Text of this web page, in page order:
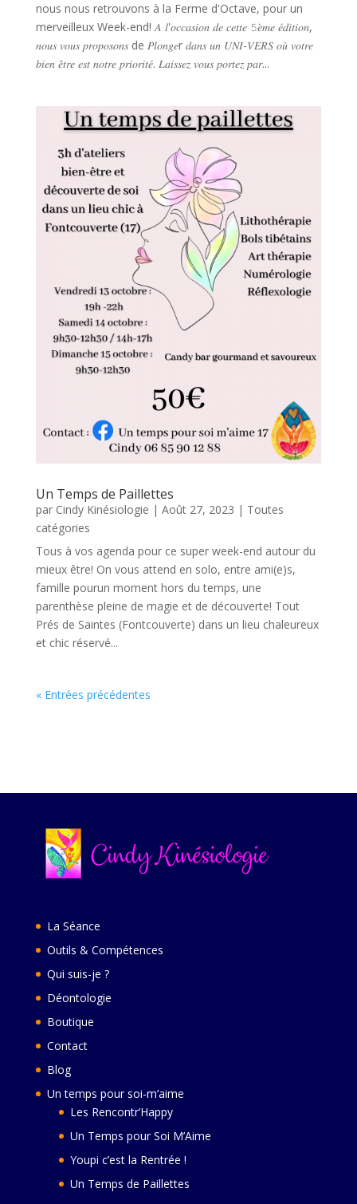
nous nous retrouvons à la Ferme d'Octave, pour un
merveilleux Week-end! 𝐴 𝑙'𝑜𝑐𝑐𝑎𝑠𝑖𝑜𝑛 𝑑𝑒 𝑐𝑒𝑡𝑡𝑒 𝟻𝑒̀𝑚𝑒 𝑒́𝑑𝑖𝑡𝑖𝑜𝑛,
𝑛𝑜𝑢𝑠 𝑣𝑜𝑢𝑠 𝑝𝑟𝑜𝑝𝑜𝑠𝑜𝑛𝑠 de 𝑃𝑙𝑜𝑛𝑔𝑒r 𝑑𝑎𝑛𝑠 𝑢𝑛 𝑈𝑁𝐼-𝑉𝐸𝑅𝑆 𝑜𝑢̀ 𝑣𝑜𝑡𝑟𝑒
𝑏𝑖𝑒𝑛 𝑒̂𝑡𝑟𝑒 𝑒𝑠𝑡 𝑛𝑜𝑡𝑟𝑒 𝑝𝑟𝑖𝑜𝑟𝑖𝑡𝑒́. 𝐿𝑎𝑖𝑠𝑠𝑒𝑧 𝑣𝑜𝑢𝑠 𝑝𝑜𝑟𝑡𝑒𝑧 𝑝𝑎𝑟...
Un Temps de Paillettes
par Cindy Kinésiologie | Août 27, 2023 | Toutes
catégories
Tous à vos agenda pour ce super week-end autour du
mieux être! On vous attend en solo, entre ami(e)s,
famille pourun moment hors du temps, une
parenthèse pleine de magie et de découverte! Tout
Prés de Saintes (Fontcouverte) dans un lieu chaleureux
et chic réservé...
« Entrées précédentes
La Séance
Outils & Compétences
Qui suis-je ?
Déontologie
Boutique
Contact
Blog
Un temps pour soi-m’aime
Les Rencontr’Happy
Un Temps pour Soi M’Aime
Youpi c’est la Rentrée !
Un Temps de Paillettes